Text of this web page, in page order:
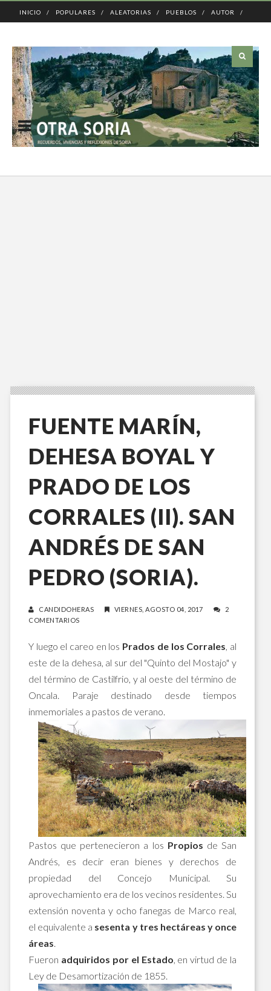
INICIO POPULARES ALEATORIAS PUEBLOS AUTOR
FUENTE MARÍN,
DEHESA BOYAL Y
PRADO DE LOS
CORRALES (II). SAN
ANDRÉS DE SAN
PEDRO (SORIA).
CANDIDOHERAS VIERNES, AGOSTO 04, 2017
2
COMENTARIOS
Y luego el careo en los Prados de los Corrales, al
este de la dehesa, al sur del "Quinto del Mostajo" y
del término de Castilfrio, y al oeste del término de
Oncala. Paraje destinado desde tiempos
inmemoriales a pastos de verano.
Pastos que pertenecieron a los Propios de San
Andrés, es decir eran bienes y derechos de
propiedad del Concejo Municipal. Su
aprovechamiento era de los vecinos residentes. Su
extensión noventa y ocho fanegas de Marco real,
el equivalente a sesenta y tres hectáreas y once
áreas
Fueron adquiridos por el Estado , en virtud de la
Ley de Desamortización de 1855.